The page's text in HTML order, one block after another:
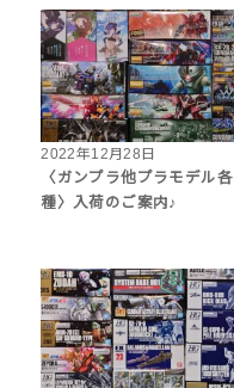
2022年12月28日
〈ガンプラ他プラモデル各
種〉入荷のご案内♪